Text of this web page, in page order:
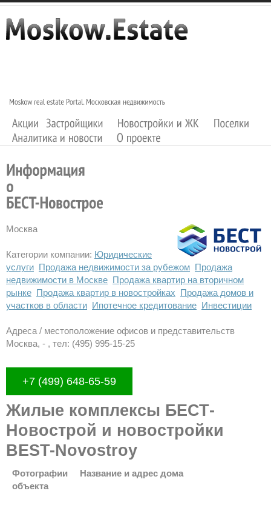
Москва
Категории компании: Юридические
услуги Продажа недвижимости за рубежом Продажа
недвижимости в Москве Продажа квартир на вторичном
рынке Продажа квартир в новостройках Продажа домов и
участков в области Ипотечное кредитование Инвестиции
Адреса / местоположение офисов и представительств
Москва, - , тел: (495) 995-15-25
+7 (499) 648-65-59
Жилые комплексы БЕСТ-
Новострой и новостройки
BEST-Novostroy
Фотографии
объекта
Название и адрес дома